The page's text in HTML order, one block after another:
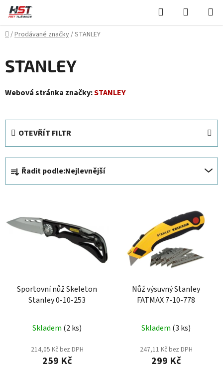
Přejít
obsah
Hledat
KOŠÍK
Domů
/Prodávané značky/STANLEY
STANLEY
Webová stránka značky:STANLEY
OTEVŘÍT FILTR
Ř
a
z
í
Řadit podle:Nejlevnější
p
Sportovní nůž Skeleton
Stanley 0-10-253
Skladem (2 ks)
214,05 Kč bez DPH
259 Kč
Nůž výsuvný Stanley
FATMAX 7-10-778
hodnocení
produktu
je
Skladem (3 ks)
247,11 Kč bez DPH
299 Kč